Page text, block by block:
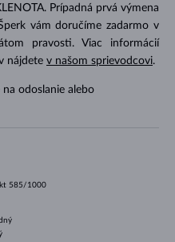
Prípadná prvá výmena
vám doručíme zadarmo v
pravosti. Viac informácií
nájdete v našom sprievodcovi.
na odoslanie alebo
585/1000